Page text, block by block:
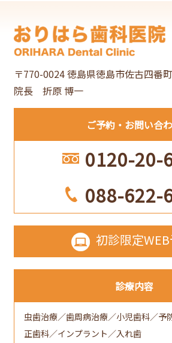
ブ
〒770-0024 徳島県徳島市佐古四番
院長 折原 博一
ご予約 お問い合
0120-20-
088-622-
初診限定
診療内容
虫歯治療／歯周病治療／小児歯科／予
正歯科／インプラント／入れ歯